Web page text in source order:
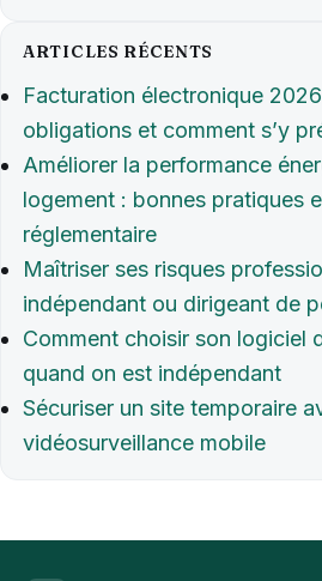
ARTICLES RÉCENTS
Facturation électronique
obligations et comment s’y
Améliorer la performance
logement : bonnes pratiques
réglementaire
Maîtriser ses risques
indépendant ou dirigeant de
Comment choisir son logiciel
quand on est indépendant
Sécuriser un site temporaire
vidéosurveillance mobile